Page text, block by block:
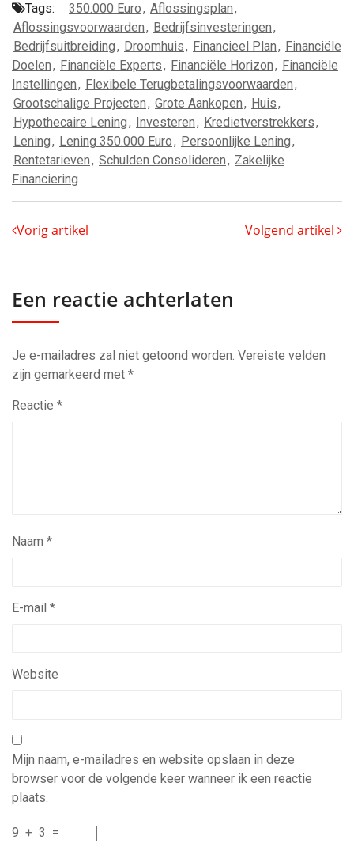
Tags: 350.000 Euro, Aflossingsplan,
Aflossingsvoorwaarden, Bedrijfsinvesteringen,
Bedrijfsuitbreiding, Droomhuis, Financieel Plan, Financiële
Doelen, Financiële Experts, Financiële Horizon, Financiële
Instellingen, Flexibele Terugbetalingsvoorwaarden,
Grootschalige Projecten, Grote Aankopen, Huis,
Hypothecaire Lening, Investeren, Kredietverstrekkers,
Lening, Lening 350.000 Euro, Persoonlijke Lening,
Rentetarieven, Schulden Consolideren, Zakelijke
Financiering
Vorig artikel Volgend artikel
Een reactie achterlaten
Je e-mailadres zal niet getoond worden. Vereiste velden
zijn gemarkeerd met *
Reactie *
Naam *
E-mail *
Website
Mijn naam, e-mailadres en website opslaan in deze
browser voor de volgende keer wanneer ik een reactie
plaats.
9 + 3 =